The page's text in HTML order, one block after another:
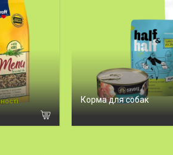
Корма для собак